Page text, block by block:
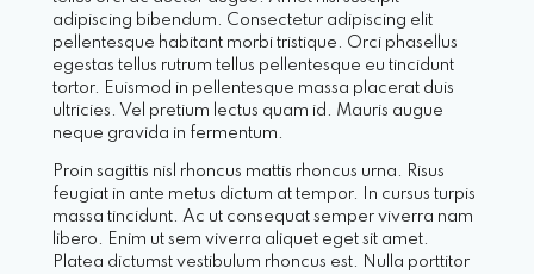
adipiscing bibendum. Consectetur adipiscing elit
pellentesque habitant morbi tristique. Orci phasellus
egestas tellus rutrum tellus pellentesque eu tincidunt
tortor. Euismod in pellentesque massa placerat duis
ultricies. Vel pretium lectus quam id. Mauris augue
neque gravida in fermentum.
Proin sagittis nisl rhoncus mattis rhoncus urna. Risus
feugiat in ante metus dictum at tempor. In cursus turpis
massa tincidunt. Ac ut consequat semper viverra nam
libero. Enim ut sem viverra aliquet eget sit amet.
Platea dictumst vestibulum rhoncus est. Nulla porttitor